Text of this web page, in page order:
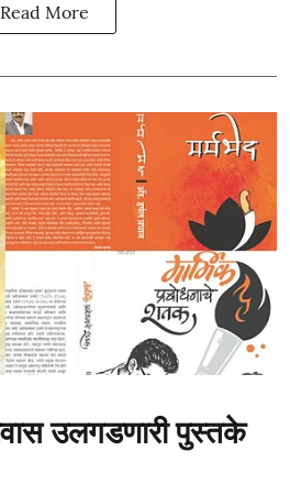
Read More
उलगडणारी पुस्तके